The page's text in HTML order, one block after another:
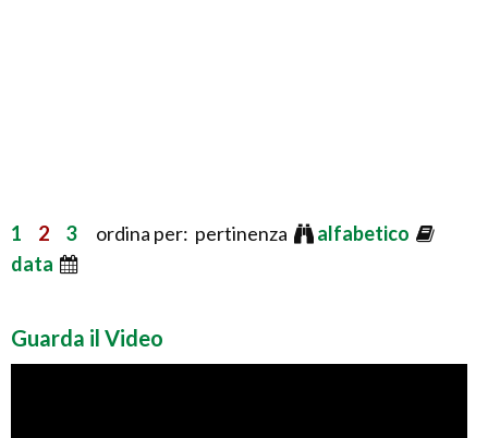
1 2 3ordina per: pertinenza
alfabetico
data
Guarda il Video